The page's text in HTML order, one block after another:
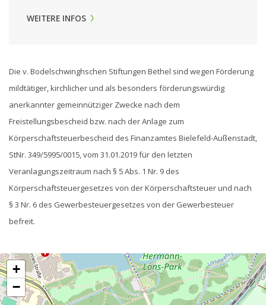
WEITERE INFOS
Die v. Bodelschwinghschen Stiftungen Bethel sind wegen Förderung
mildtätiger, kirchlicher und als besonders förderungswürdig
anerkannter gemeinnütziger Zwecke nach dem
Freistellungsbescheid bzw. nach der Anlage zum
Körperschaftsteuerbescheid des Finanzamtes Bielefeld-Außenstadt,
StNr. 349/5995/0015, vom 31.01.2019 für den letzten
Veranlagungszeitraum nach § 5 Abs. 1 Nr. 9 des
Körperschaftsteuergesetzes von der Körperschaftsteuer und nach
§ 3 Nr. 6 des Gewerbesteuergesetzes von der Gewerbesteuer
befreit.
+
−